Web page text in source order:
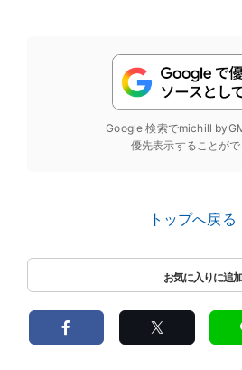
Google 検索でmichill
優先表示することが
トップへ戻る